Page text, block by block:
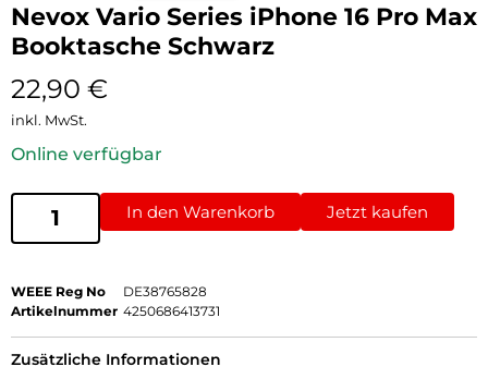
Nevox Vario Series iPhone 16 Pro Max
Booktasche Schwarz
22,90 €
inkl. MwSt.
Online verfügbar
In den Warenkorb Jetzt kaufen
WEEE Reg No
DE38765828
Artikelnummer 4250686413731
Zusätzliche Informationen